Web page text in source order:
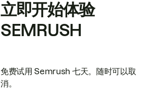
立即开始体验
SEMRUSH
免费试用 Semrush 七天。随时可以取
消。